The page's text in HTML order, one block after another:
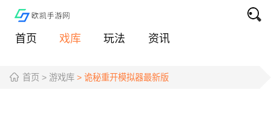
首页 戏库 玩法 资讯
首页 > 游戏库 > 诡秘重开模拟器最新版